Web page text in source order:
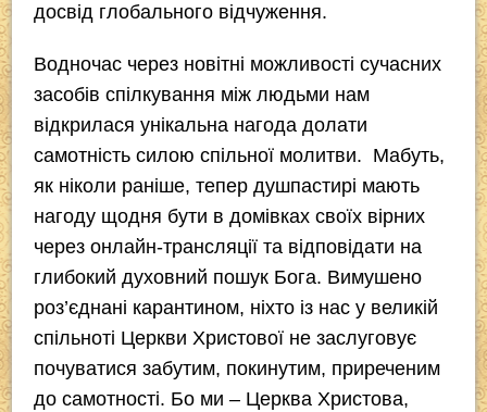
досвід глобального відчуження.
Водночас через новітні можливості сучасних
засобів спілкування між людьми нам
відкрилася унікальна нагода долати
самотність силою спільної молитви. Мабуть,
як ніколи раніше, тепер душпастирі мають
нагоду щодня бути в домівках своїх вірних
через онлайн-трансляції та відповідати на
глибокий духовний пошук Бога. Вимушено
роз’єднані карантином, ніхто із нас у великій
спільноті Церкви Христової не заслуговує
почуватися забутим, покинутим, приреченим
до самотності. Бо ми – Церква Христова,